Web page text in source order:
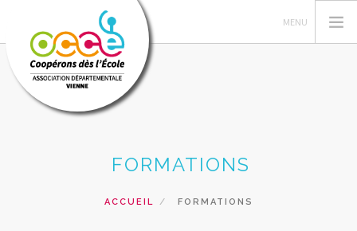
GERER SA COOPERATIVEFORMATIONS
ACCUEIL FORMATIONS